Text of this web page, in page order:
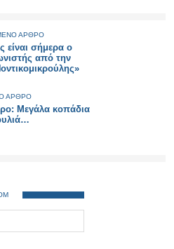
ΑΡΘΡΟ
είναι σήμερα ο
από την
ΑΡΘΡΟ
Μεγάλα κοπάδια